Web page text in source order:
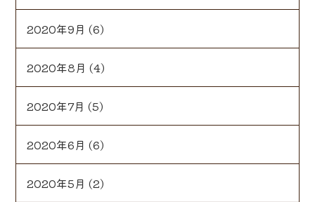
2020年9月 (6)
2020年8月 (4)
2020年7月 (5)
2020年6月 (6)
2020年5月 (2)